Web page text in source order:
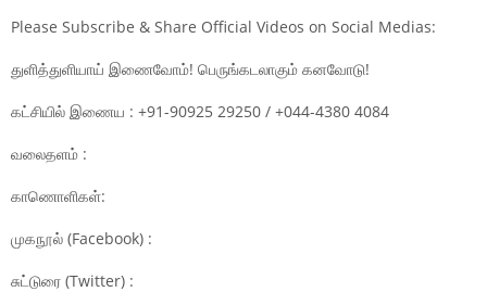
Please Subscribe & Share Official Videos on Social Medias:
துளித்துளியாய் இணைவோம்! பெருங்கடலாகும் கனவோடு!
கட்சியில் இணைய : +91-90925 29250 / +044-4380 4084
வலைதளம் :
காணொளிகள்:
முகநூல் (Facebook) :
சுட்டுரை (Twitter) :